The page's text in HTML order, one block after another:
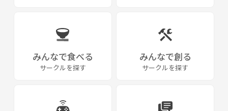
みんなで食べる
サークルを探す
みんなで創る
サークルを探す